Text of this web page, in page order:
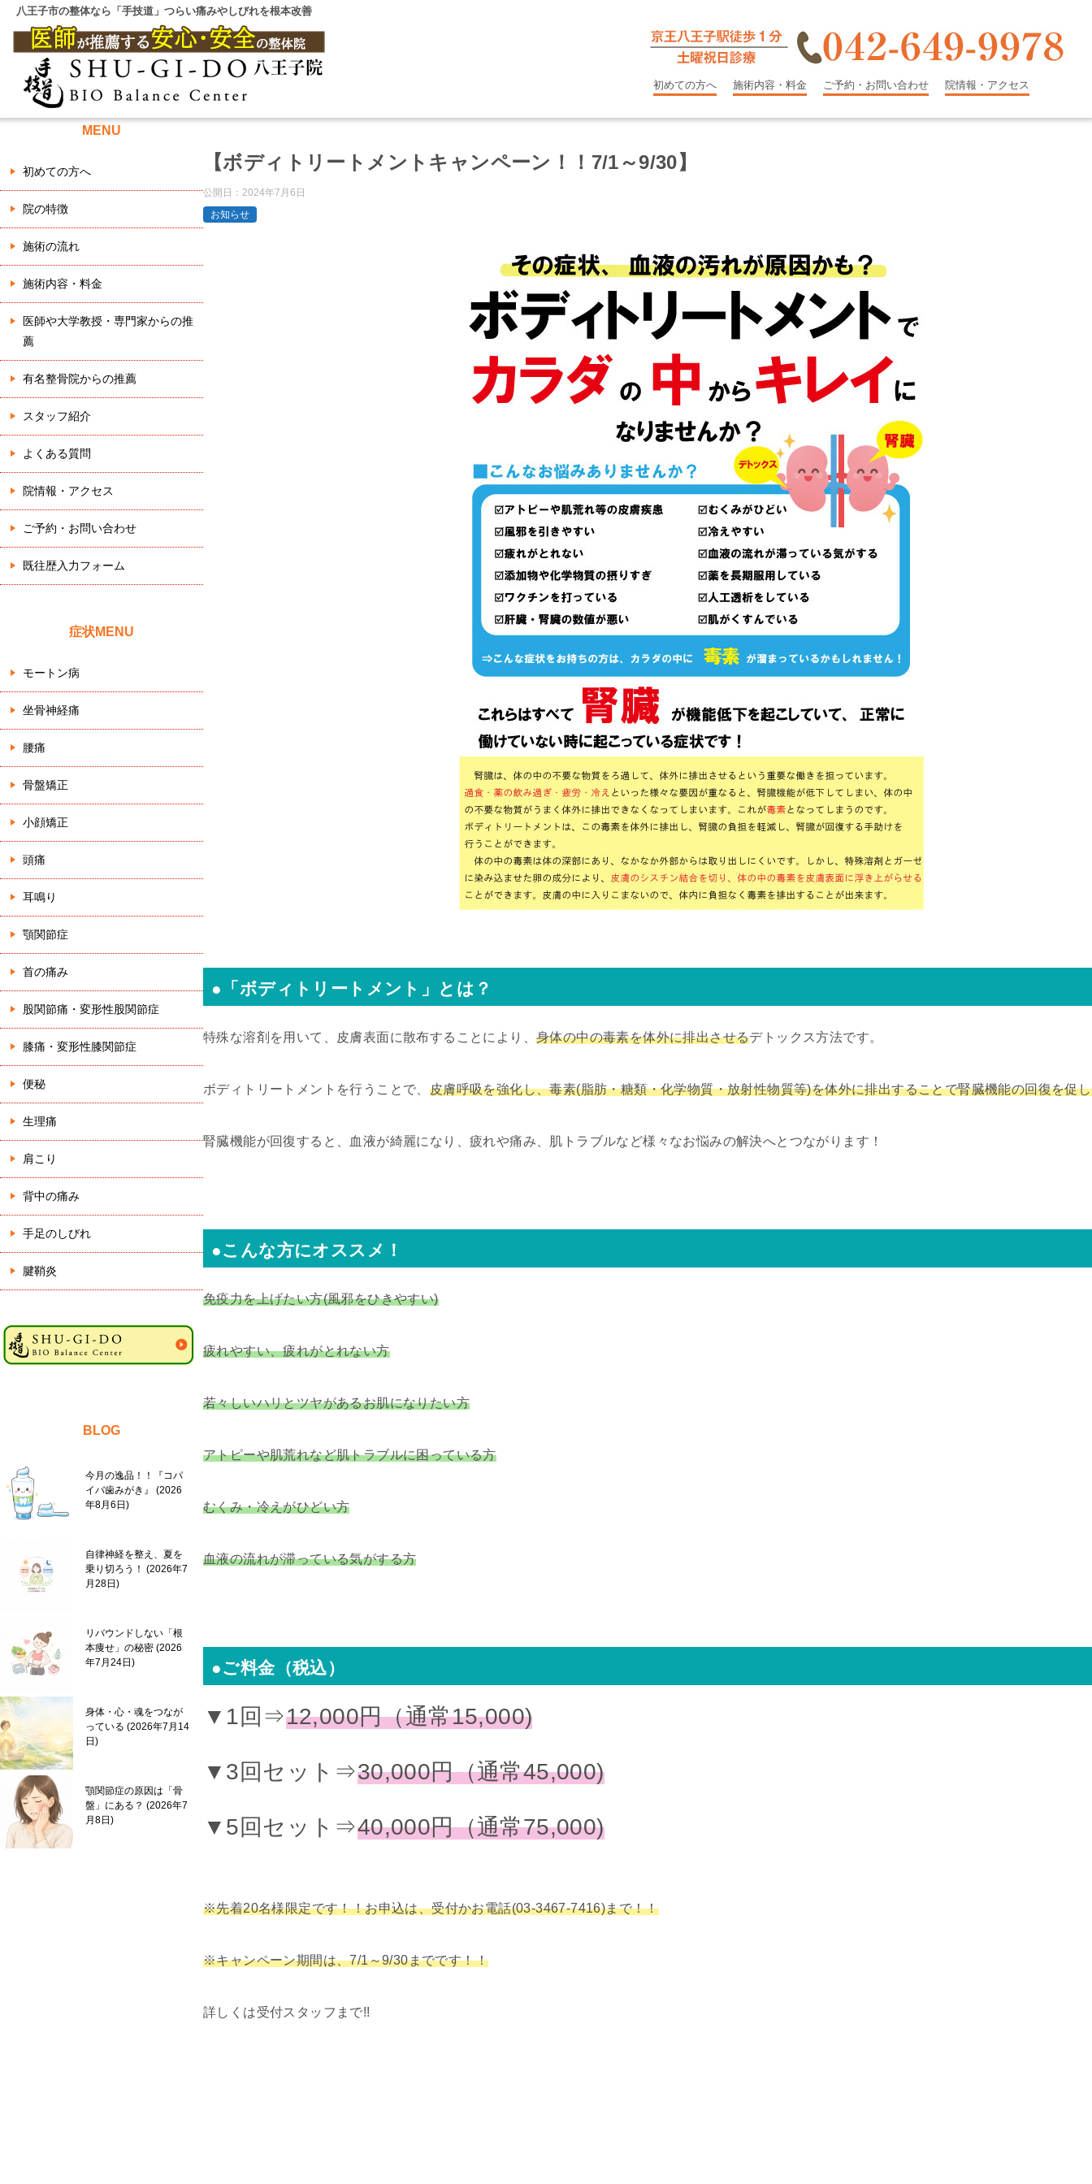
八王子市の整体なら「手技道」つらい痛みやしびれを根本改善
初めての方へ 施術内容・料金 ご予約・お問い合わせ 院情報・アクセス
【ボディトリートメントキャンペーン！！7/1～9/30】
公開日： 2024年7月6日
お知らせ
●「ボディトリートメント」とは？
特殊な溶剤を用いて、皮膚表面に散布することにより、 身体の中の毒素を体外に排出させるデトックス方法です。
ボディトリートメントを行うことで、 皮膚呼吸を強化し、毒素(脂肪・糖類・化学物質・放射性物質等)を体外に排出することで腎臓機能の回復を促
腎臓機能が回復すると、血液が綺麗になり、疲れや痛み、肌トラブルなど様々なお悩みの解決へとつながります！
●こんな方にオススメ！
免疫力を上げたい方(風邪をひきやすい)
疲れやすい、疲れがとれない方
若々しいハリとツヤがあるお肌になりたい方
アトピーや肌荒れなど肌トラブルに困っている方
むくみ・冷えがひどい方
血液の流れが滞っている気がする方
●ご料金（税込）
▼1回⇒12,000円（通常15,000)
▼3回セット⇒30,000円（通常45,000)
▼5回セット⇒40,000円（通常75,000)
※先着20名様限定です！！お申込は、受付かお電話(03-3467-7416)まで！！
※キャンペーン期間は、7/1～9/30までです！！
詳しくは受付スタッフまで!!
MENU
初めての方へ
院の特徴
施術の流れ
施術内容・料金
医師や大学教授・専門家からの推
薦
有名整骨院からの推薦
スタッフ紹介
よくある質問
院情報・アクセス
ご予約・お問い合わせ
既往歴入力フォーム
症状MENU
モートン病
坐骨神経痛
腰痛
骨盤矯正
小顔矯正
頭痛
耳鳴り
顎関節症
首の痛み
股関節痛・変形性股関節症
膝痛・変形性膝関節症
便秘
生理痛
肩こり
背中の痛み
手足のしびれ
腱鞘炎
BLOG
今月の逸品！！『コパ
イバ歯みがき』
2026
年8月6日
自律神経を整え、夏を
乗り切ろう！
2026年7
月28日
リバウンドしない「根
本痩せ」の秘密 2026
年7月24日
身体・心・魂をつなが
っている 2026年7月14
日
顎関節症の原因は「骨
盤」にある？
2026年7
月8日